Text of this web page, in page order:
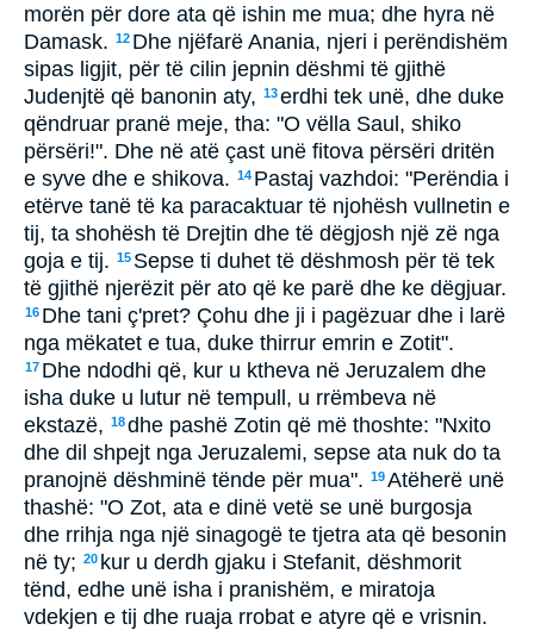
morën për dore ata që ishin me mua; dhe hyra në
Damask. 12 Dhe njëfarë Anania, njeri i perëndishëm
sipas ligjit, për të cilin jepnin dëshmi të gjithë
Judenjtë që banonin aty, 13erdhi tek unë, dhe duke
qëndruar pranë meje, tha: "O vëlla Saul, shiko
përsëri!". Dhe në atë çast unë fitova përsëri dritën
e syve dhe e shikova. 14 Pastaj vazhdoi: "Perëndia i
etërve tanë të ka paracaktuar të njohësh vullnetin e
tij, ta shohësh të Drejtin dhe të dëgjosh një zë nga
goja e tij. 15 Sepse ti duhet të dëshmosh për të tek
të gjithë njerëzit për ato që ke parë dhe ke dëgjuar.
16 Dhe tani ç'pret? Çohu dhe ji i pagëzuar dhe i larë
nga mëkatet e tua, duke thirrur emrin e Zotit".
17 Dhe ndodhi që, kur u ktheva në Jeruzalem dhe
isha duke u lutur në tempull, u rrëmbeva në
ekstazë, 18dhe pashë Zotin që më thoshte: "Nxito
dhe dil shpejt nga Jeruzalemi, sepse ata nuk do ta
pranojnë dëshminë tënde për mua". 19Atëherë unë
thashë: "O Zot, ata e dinë vetë se unë burgosja
dhe rrihja nga një sinagogë te tjetra ata që besonin
në ty; 20 kur u derdh gjaku i Stefanit, dëshmorit
tënd, edhe unë isha i pranishëm, e miratoja
vdekjen e tij dhe ruaja rrobat e atyre që e vrisnin.